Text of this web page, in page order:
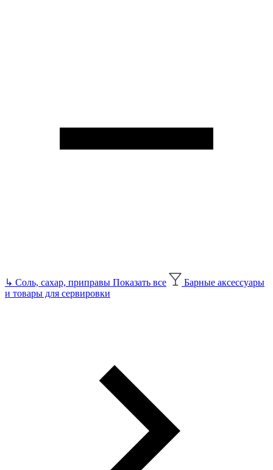
↳ Соль, сахар, приправы Показать все
Барные аксессуары
и товары для сервировки